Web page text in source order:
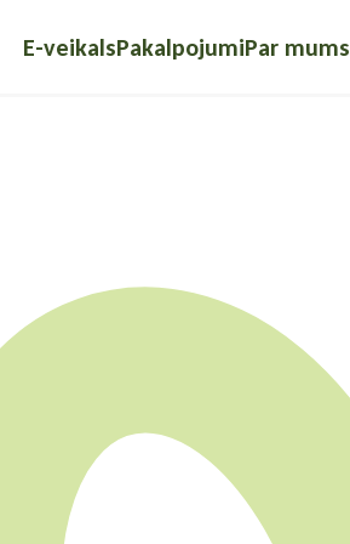
E-veikalsPakalpojumiPar mums